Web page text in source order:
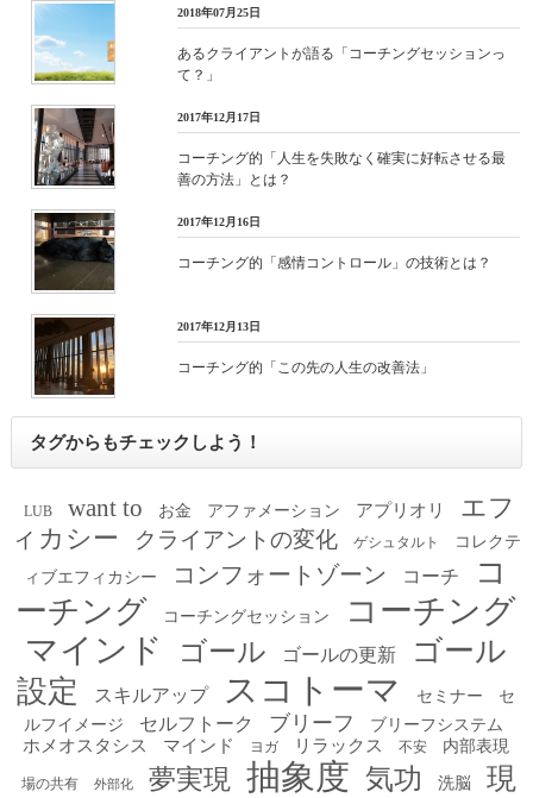
2018年07月25日
あるクライアントが語る「コーチングセッションっ
て？」
2017年12月17日
コーチング的「人生を失敗なく確実に好転させる最
善の方法」とは？
2017年12月16日
コーチング的「感情コントロール」の技術とは？
2017年12月13日
コーチング的「この先の人生の改善法」
タグからもチェックしよう！
LUB want to お金 アファメーション アプリオリ
エフ
ィカシー
クライアントの変化 ゲシュタルト
コレクテ
ィブエフィカシー
コンフォートゾーン コーチ
コ
ーチング
コーチングセッション
コーチング
マインド
ゴール ゴールの更新
ゴール
設定
スキルアップ スコトーマ セミナー
セ
ルフイメージ
セルフトーク ブリーフ ブリーフシステム
ホメオスタシス マインド ヨガ リラックス 不安 内部表現
場の共有 外部化 夢実現 抽象度 気功 洗脳
現